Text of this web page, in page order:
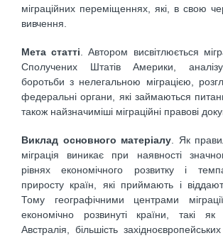
міграційних переміщеннях, які, в свою
вивчення.
Мета статті . Автором висвітлюється
Сполучених Штатів Америки,
боротьби з нелегальною міграцією,
федеральні органи, які займаються
також найзначиміші міграційні правові
Виклад основного матеріалу. Як
міграція виникає при наявності
рівнях економічного розвитку і
приросту країн, які приймають і
Тому географічними центрами
економічно розвинуті країни, такі
Австралія, більшість